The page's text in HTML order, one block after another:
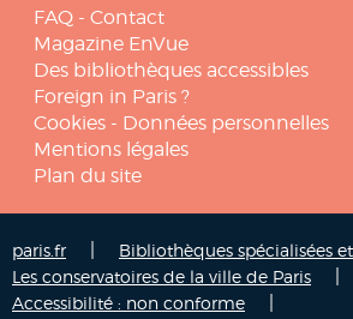
FAQ - Contact
Magazine EnVue
Des bibliothèques accessibles
Foreign in Paris ?
Cookies - Données personnelles
Mentions légales
Plan du site
paris.fr Bibliothèques spécialisées
Les conservatoires de la ville de Paris
Accessibilité : non conforme